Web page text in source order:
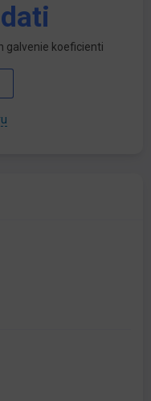
galvenie koeficienti